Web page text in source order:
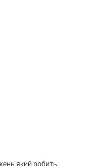
який робить